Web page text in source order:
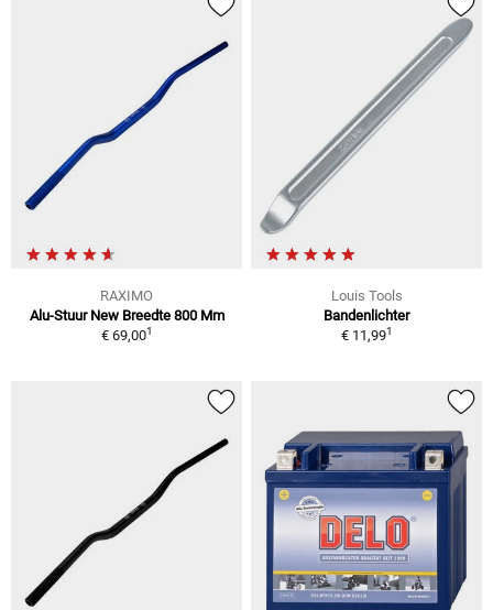
RAXIMO
Alu-Stuur New Breedte 800 Mm
€ 69,001
Louis Tools
Bandenlichter
€ 11,991